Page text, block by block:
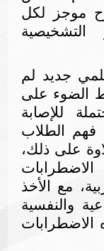
موجز لكل
التشخيصية
جديد لم
الضوء على
للإصابة
فهم الطلاب
على ذلك،
مع الأخذ
والنفسية